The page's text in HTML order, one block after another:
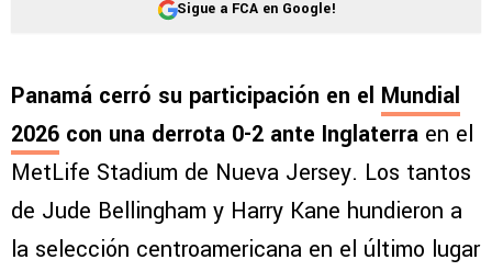
Sigue a FCA en Google!
Panamá cerró su participación en el Mundial
2026 con una derrota 0-2 ante Inglaterra en el
MetLife Stadium de Nueva Jersey. Los tantos
de Jude Bellingham y Harry Kane hundieron a
la selección centroamericana en el último lugar